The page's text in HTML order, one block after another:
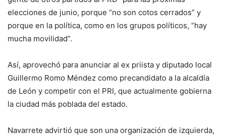
elecciones de junio, porque “no son cotos cerrados” y
porque en la política, como en los grupos políticos, “hay
mucha movilidad”.
Así, aprovechó para anunciar al ex priista y diputado local
Guillermo Romo Méndez como precandidato a la alcaldía
de León y competir con el PRI, que actualmente gobierna
la ciudad más poblada del estado.
Navarrete advirtió que son una organización de izquierda,